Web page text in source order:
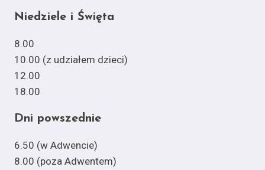
Niedziele i Święta
8.00
10.00 (z udziałem dzieci)
12.00
18.00
Dni powszednie
6.50 (w Adwencie)
8.00 (poza Adwentem)